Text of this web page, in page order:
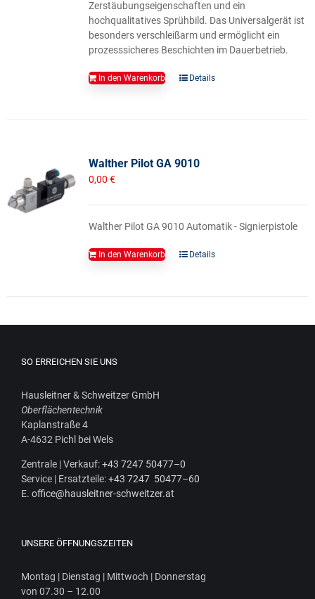
Zerstäubungseigenschaften und ein
hochqualitatives Sprühbild. Das Universalgerät ist
besonders verschleißarm und ermöglicht ein
prozesssicheres Beschichten im Dauerbetrieb.
In den Warenkorb Details
Walther Pilot GA 9010
0,00 €
Walther Pilot GA 9010 Automatik - Signierpistole
In den Warenkorb Details
SO ERREICHEN SIE UNS
Haus­leit­ner & Schweit­zer GmbH
Ober­flä­chen­tech­nik
Kaplan­stra­ße 4
A‑4632 Pichl bei Wels
Zen­tra­le | Ver­kauf:+43 7247 50477–0
Ser­vice | Ersatz­tei­le:+43 7247 50477–60
E. office@hausleitner-schweitzer.at
UNSERE ÖFFNUNGSZEITEN
Mon­tag | Diens­tag | Mitt­woch | Donnerstag
von 07.30 – 12.00